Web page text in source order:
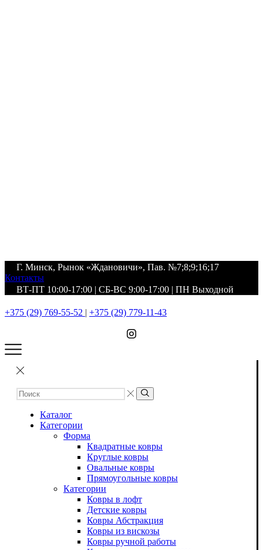
Г. Минск, Рынок «Ждановичи», Пав. №7;8;9;16;17
Контакты
ВТ-ПТ 10:00-17:00 | СБ-ВС 9:00-17:00 | ПН Выходной
+375 (29) 769-55-52 | +375 (29) 779-11-43
Каталог
Категории
Форма
Квадратные ковры
Круглые ковры
Овальные ковры
Прямоугольные ковры
Категории
Ковры в лофт
Детские ковры
Ковры Абстракция
Ковры из вискозы
Ковры ручной работы